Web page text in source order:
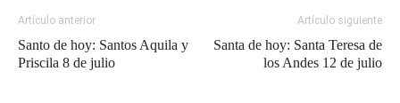
Artículo anterior
Santo de hoy: Santos Aquila y
Priscila 8 de julio
Artículo siguiente
Santa de hoy: Santa Teresa de
los Andes 12 de julio